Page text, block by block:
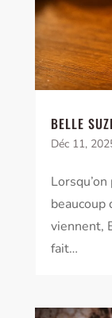
BELLE
Déc 11,
beaucoup
viennent,
fait…